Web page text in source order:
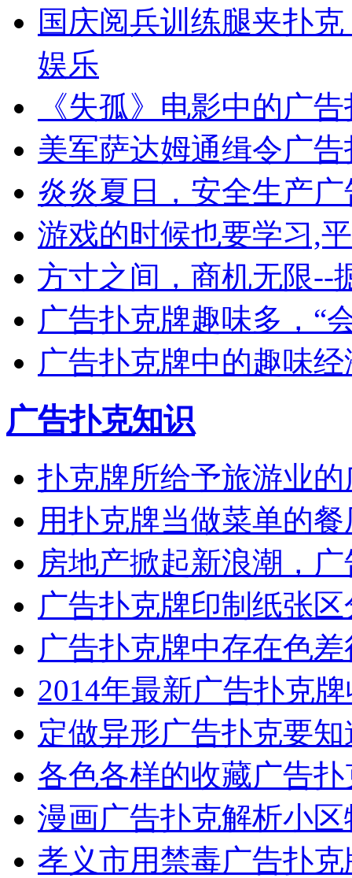
国庆阅兵训练腿夹扑
娱乐
《失孤》电影中的广
美军萨达姆通缉令广
炎炎夏日，安全生产
游戏的时候也要学习,
方寸之间，商机无限--
广告扑克牌趣味多，“
广告扑克牌中的趣味
广告扑克知识
扑克牌所给予旅游业
用扑克牌当做菜单的
房地产掀起新浪潮，
广告扑克牌印制纸张区
广告扑克牌中存在色
2014年最新广告扑克
定做异形广告扑克要
各色各样的收藏广告扑
漫画广告扑克解析小
孝义市用禁毒广告扑